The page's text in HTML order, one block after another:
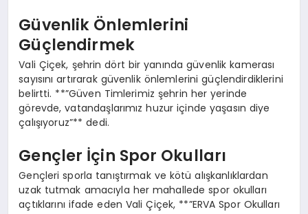
Güvenlik Önlemlerini
Güçlendirmek
Vali Çiçek, şehrin dört bir yanında güvenlik kamerası
sayısını artırarak güvenlik önlemlerini güçlendirdiklerini
belirtti. **”Güven Timlerimiz şehrin her yerinde
görevde, vatandaşlarımız huzur içinde yaşasın diye
çalışıyoruz”** dedi.
Gençler İçin Spor Okulları
Gençleri sporla tanıştırmak ve kötü alışkanlıklardan
uzak tutmak amacıyla her mahallede spor okulları
açtıklarını ifade eden Vali Çiçek, **”ERVA Spor Okulları